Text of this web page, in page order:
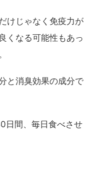
けじゃなく免疫力が
くなる可能性もあっ
と消臭効果の成分で
日間、毎日食べさせ